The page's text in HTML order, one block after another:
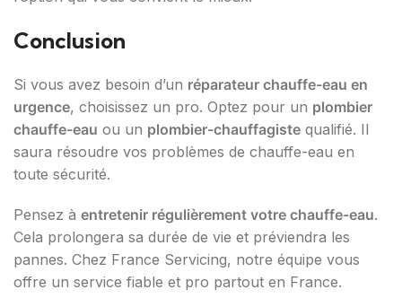
Conclusion
Si vous avez besoin d’un réparateur chauffe-eau en
urgence, choisissez un pro. Optez pour un plombier
chauffe-eau ou un plombier-chauffagiste qualifié. Il
saura résoudre vos problèmes de chauffe-eau en
toute sécurité.
Pensez à entretenir régulièrement votre chauffe-eau.
Cela prolongera sa durée de vie et préviendra les
pannes. Chez France Servicing, notre équipe vous
offre un service fiable et pro partout en France.